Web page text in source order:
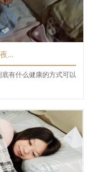
...
有什么健康的方式可以